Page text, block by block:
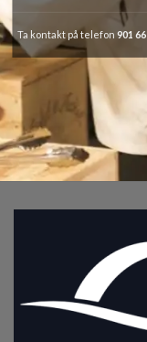
Ta kontakt på telefon901